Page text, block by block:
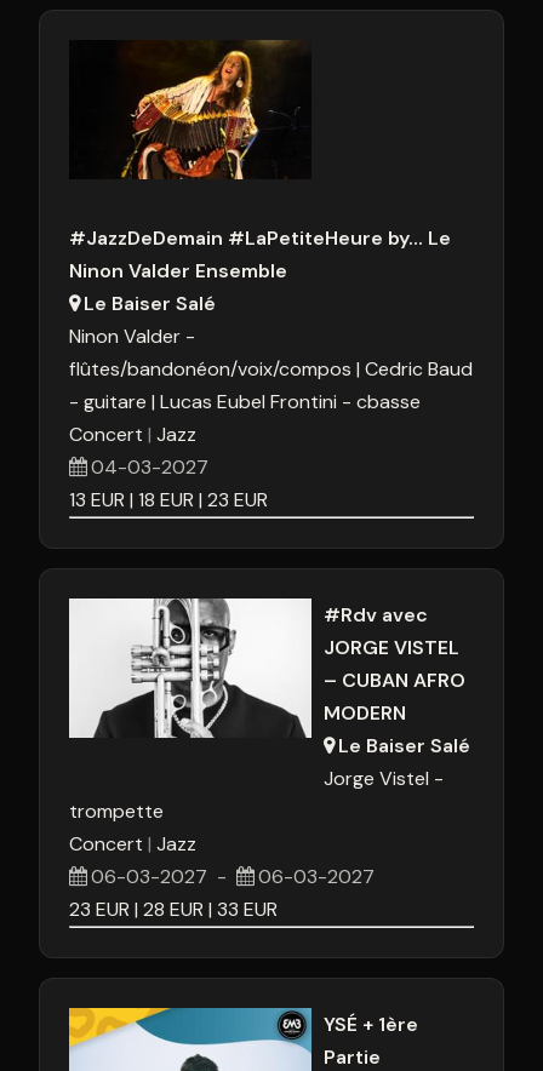
#JazzDeDemain #LaPetiteHeure by... Le
Ninon Valder Ensemble
Le Baiser Salé
Ninon Valder -
flûtes/bandonéon/voix/compos Cedric Baud
- guitare Lucas Eubel Frontini - cbasse
Concert Jazz
04-03-2027
13 EUR 18 EUR 23 EUR
#Rdv avec
JORGE VISTEL
– CUBAN AFRO
MODERN
Le Baiser Salé
Jorge Vistel -
trompette
Concert Jazz
06-03-2027 -
06-03-2027
23 EUR 28 EUR 33 EUR
YSÉ + 1ère
Partie